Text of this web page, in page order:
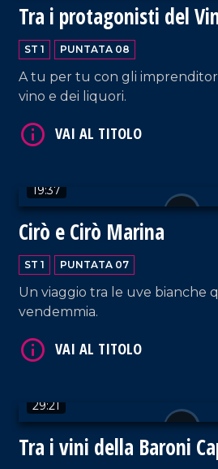
Tra i protagonisti del
City di Sibari
ST 1 PUNTATA 08
A tu per tu con gli
vino e dei liquori.
19:37
Cirò e Cirò Marina
ST 1 PUNTATA 07
Un viaggio tra le uve bianche
vendemmia.
29:21
Tra i vini della Baroni